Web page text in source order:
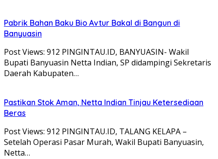
Pabrik Bahan Baku Bio Avtur Bakal di Bangun di
Banyuasin
Post Views: 912 PINGINTAU.ID, BANYUASIN- Wakil
Bupati Banyuasin Netta Indian, SP didampingi Sekretaris
Daerah Kabupaten…
Pastikan Stok Aman, Netta Indian Tinjau Ketersediaan
Beras
Post Views: 912 PINGINTAU.ID, TALANG KELAPA –
Setelah Operasi Pasar Murah, Wakil Bupati Banyuasin,
Netta…